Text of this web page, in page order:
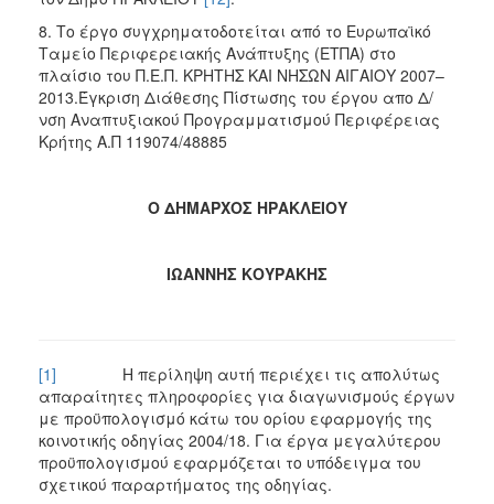
8. Το έργο συγχρηματοδοτείται από το Ευρωπαϊκό
Ταμείο Περιφερειακής Ανάπτυξης (ΕΤΠΑ) στο
πλαίσιο του Π.Ε.Π. ΚΡΗΤΗΣ ΚΑΙ ΝΗΣΩΝ ΑΙΓΑΙΟΥ 2007–
2013.Έγκριση Διάθεσης Πίστωσης του έργου απο Δ/
νση Αναπτυξιακού Προγραμματισμού Περιφέρειας
Κρήτης Α.Π 119074/48885
Ο ΔΗΜΑΡΧΟΣ ΗΡΑΚΛΕΙΟΥ
ΙΩΑΝΝΗΣ ΚΟΥΡΑΚΗΣ
[1] Η περίληψη αυτή περιέχει τις απολύτως
απαραίτητες πληροφορίες για διαγωνισμούς έργων
με προϋπολογισμό κάτω του ορίου εφαρμογής της
κοινοτικής οδηγίας 2004/18. Για έργα μεγαλύτερου
προϋπολογισμού εφαρμόζεται το υπόδειγμα του
σχετικού παραρτήματος της οδηγίας.